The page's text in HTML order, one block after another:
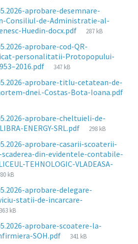
aprobare-desemnare-
Consiliul-de-Administratie-al-
Huedin-docx.pdf
File
287 kB
aprobare-cod-QR-
personalitatii-Protopopului-
File
347 kB
aprobare-titlu-cetatean-de-
dnei.-Costas-Bota-Ioana.pdf
aprobare-cheltuieli-de-
ENERGY-SRL.pdf
File
298 kB
aprobare-casarii-scoaterii-
din-evidentele-contabile-
TEHNOLOGIC-VLADEASA-
kB
aprobare-delegare-
statii-de-incarcare-
File
363 kB
aprobare-scoatere-la-
SOH.pdf
File
341 kB